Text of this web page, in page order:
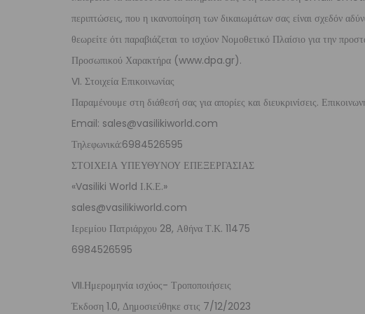
περιπτώσεις, που η ικανοποίηση των δικαιωμάτων σας είναι σχεδόν
θεωρείτε ότι παραβιάζεται το ισχύον Νομοθετικό Πλαίσιο για την
Προσωπικού Χαρακτήρα (www.dpa.gr).
VI. Στοιχεία Επικοινωνίας
Παραμένουμε στη διάθεσή σας για απορίες και διευκρινίσεις.
Email: sales@vasilikiworld.com
Τηλεφωνικά:6984526595
ΣΤΟΙΧΕΙΑ ΥΠΕΥΘΥΝΟΥ ΕΠΕΞΕΡΓΑΣΙΑΣ
«Vasiliki World Ι.Κ.Ε.»
sales@vasilikiworld.com
Ιερεμίου Πατριάρχου 28, Αθήνα Τ.Κ. 11475
6984526595
VII.Ημερομηνία ισχύος- Τροποποιήσεις
Έκδοση 1.0, Δημοσιεύθηκε στις 7/12/2023